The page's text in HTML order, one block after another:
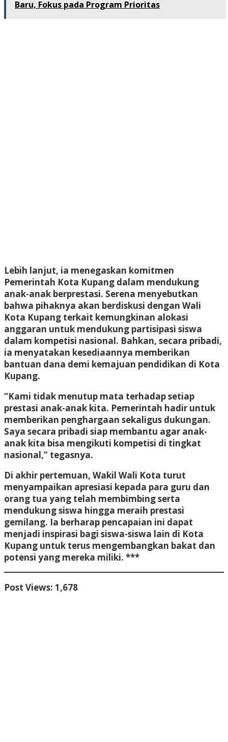
Baru, Fokus pada Program Prioritas
Lebih lanjut, ia menegaskan komitmen
Pemerintah Kota Kupang dalam mendukung
anak-anak berprestasi. Serena menyebutkan
bahwa pihaknya akan berdiskusi dengan Wali
Kota Kupang terkait kemungkinan alokasi
anggaran untuk mendukung partisipasi siswa
dalam kompetisi nasional. Bahkan, secara pribadi,
ia menyatakan kesediaannya memberikan
bantuan dana demi kemajuan pendidikan di Kota
Kupang.
“Kami tidak menutup mata terhadap setiap
prestasi anak-anak kita. Pemerintah hadir untuk
memberikan penghargaan sekaligus dukungan.
Saya secara pribadi siap membantu agar anak-
anak kita bisa mengikuti kompetisi di tingkat
nasional,” tegasnya.
Di akhir pertemuan, Wakil Wali Kota turut
menyampaikan apresiasi kepada para guru dan
orang tua yang telah membimbing serta
mendukung siswa hingga meraih prestasi
gemilang. Ia berharap pencapaian ini dapat
menjadi inspirasi bagi siswa-siswa lain di Kota
Kupang untuk terus mengembangkan bakat dan
potensi yang mereka miliki. ***
Post Views: 1,678